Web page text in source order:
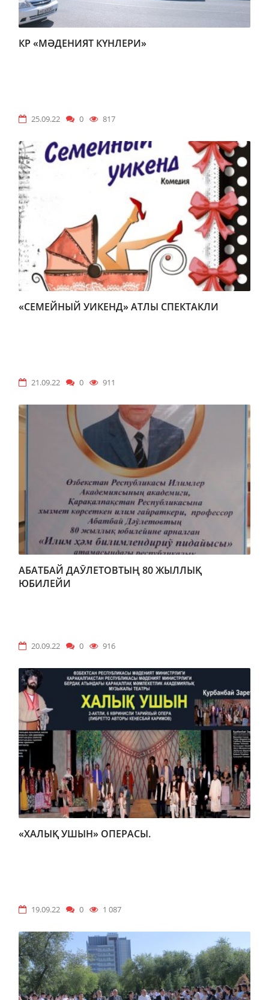
КР «МӘДЕНИЯТ КҮНЛЕРИ»
25.09.22 0 817
«СЕМЕЙНЫЙ УИКЕНД» АТЛЫ СПЕКТАКЛИ
21.09.22 0 911
АБАТБАЙ ДАӮЛЕТОВТЫҢ 80 ЖЫЛЛЫҚ
ЮБИЛЕЙИ
20.09.22 0 916
«ХАЛЫҚ УШЫН» ОПЕРАСЫ.
19.09.22 0 1 087